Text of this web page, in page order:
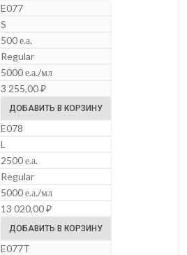
E077
S
500 е.а.
Regular
5000 е.а./мл
3 255,00₽
ДОБАВИТЬ В КОРЗИНУ
E078
L
2500 е.а.
Regular
5000 е.а./мл
13 020,00₽
ДОБАВИТЬ В КОРЗИНУ
E077T